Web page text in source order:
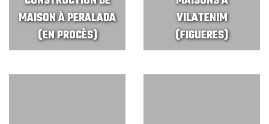
MAISON À PERALADA
(EN PROCÈS)
VILATENIM
(FIGUERES)